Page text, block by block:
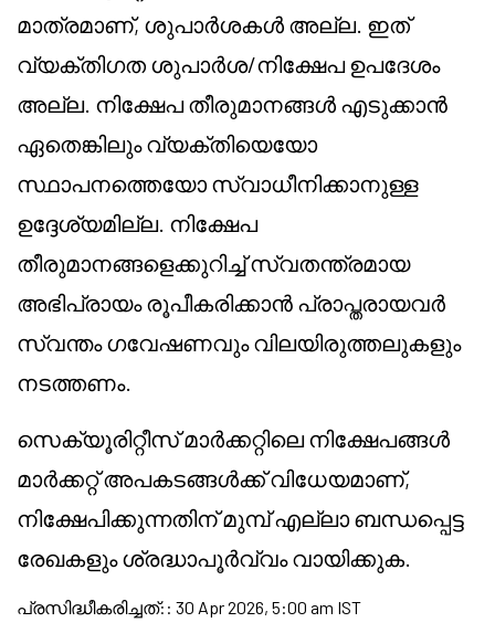
മാത്രമാണ്, ശുപാർശകൾ അല്ല. ഇത്
വ്യക്തിഗത ശുപാർശ/നിക്ഷേപ ഉപദേശം
അല്ല. നിക്ഷേപ തീരുമാനങ്ങൾ എടുക്കാൻ
ഏതെങ്കിലും വ്യക്തിയെയോ
സ്ഥാപനത്തെയോ സ്വാധീനിക്കാനുള്ള
ഉദ്ദേശ്യമില്ല. നിക്ഷേപ
തീരുമാനങ്ങളെക്കുറിച്ച് സ്വതന്ത്രമായ
അഭിപ്രായം രൂപീകരിക്കാൻ പ്രാപ്തരായവർ
സ്വന്തം ഗവേഷണവും വിലയിരുത്തലുകളും
നടത്തണം.
സെക്യൂരിറ്റീസ് മാർക്കറ്റിലെ നിക്ഷേപങ്ങൾ
മാർക്കറ്റ് അപകടങ്ങൾക്ക് വിധേയമാണ്,
നിക്ഷേപിക്കുന്നതിന് മുമ്പ് എല്ലാ ബന്ധപ്പെട്ട
രേഖകളും ശ്രദ്ധാപൂർവ്വം വായിക്കുക.
പ്രസിദ്ധീകരിച്ചത്: : 30 Apr 2026, 5:00 am IST